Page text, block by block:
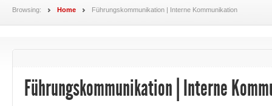
Browsing: Home Führungskommunikation | Interne Kommunikation
Führungskommunikation | Interne